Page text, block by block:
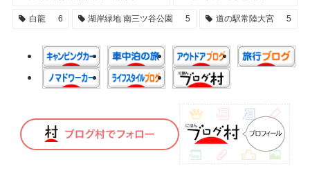
白龍 6 湖岸緑地 南三ツ谷公園 5 道の駅常陸大宮 5